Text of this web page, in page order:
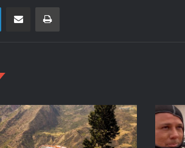
Compartir por correo electrónicoImprimir